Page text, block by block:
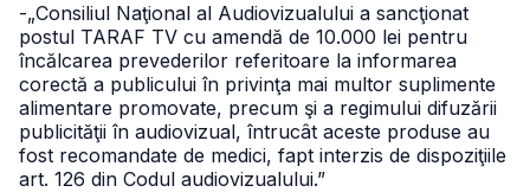
-„Consiliul Naţional al Audiovizualului a sancţionat
postul TARAF TV cu amendă de 10.000 lei pentru
încălcarea prevederilor referitoare la informarea
corectă a publicului în privinţa mai multor suplimente
alimentare promovate, precum şi a regimului difuzării
publicităţii în audiovizual, întrucât aceste produse au
fost recomandate de medici, fapt interzis de dispoziţiile
art. 126 din Codul audiovizualului.”